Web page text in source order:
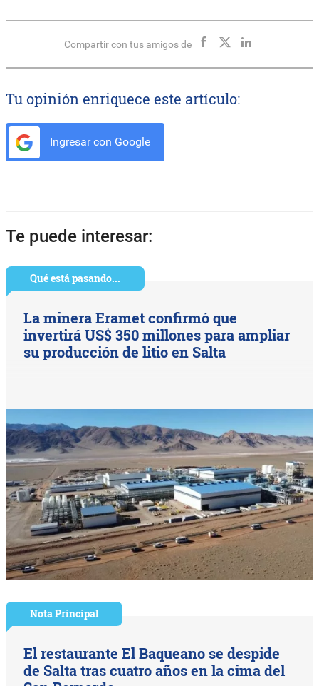
Compartir con tus amigos de
Tu opinión enriquece este artículo:
Ingresar con Google
Te puede interesar:
Qué está pasando...
La minera Eramet confirmó que
invertirá US$ 350 millones para ampliar
su producción de litio en Salta
Nota Principal
El restaurante El Baqueano se despide
de Salta tras cuatro años en la cima del